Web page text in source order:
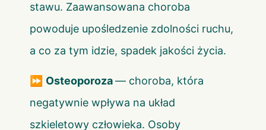
stawu. Zaawansowana choroba
powoduje upośledzenie zdolności ruchu,
a co za tym idzie, spadek jakości życia.
⏩ Osteoporoza— choroba, która
negatywnie wpływa na układ
szkieletowy człowieka. Osoby